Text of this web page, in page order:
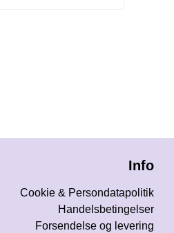
Info
Cookie & Persondatapolitik
Handelsbetingelser
Forsendelse og levering